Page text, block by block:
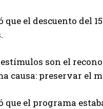
que el descuento del
son el
causa: preservar el
que el programa